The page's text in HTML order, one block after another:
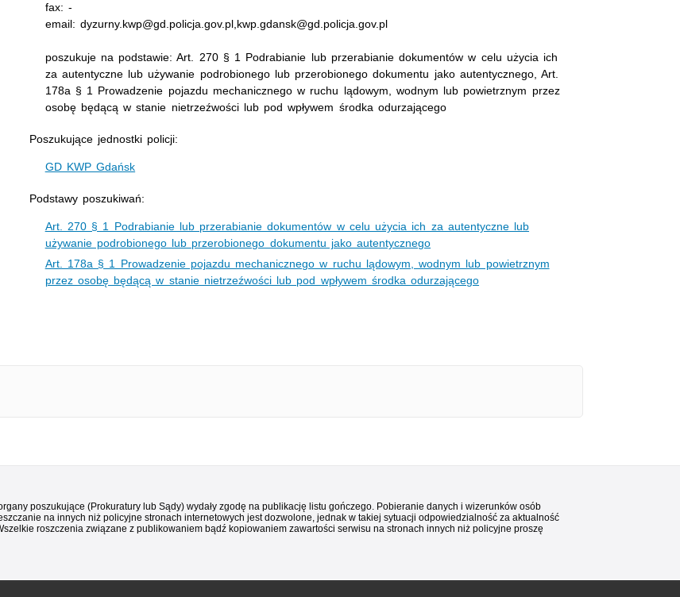
fax: -
email: dyzurny.kwp@gd.policja.gov.pl,kwp.gdansk@gd.policja.gov.pl
poszukuje na podstawie: Art. 270 § 1 Podrabianie lub przerabianie dokumentów w celu użycia ich
za autentyczne lub używanie podrobionego lub przerobionego dokumentu jako autentycznego, Art.
178a § 1 Prowadzenie pojazdu mechanicznego w ruchu lądowym, wodnym lub powietrznym przez
osobę będącą w stanie nietrzeźwości lub pod wpływem środka odurzającego
Poszukujące jednostki policji:
GD KWP Gdańsk
Podstawy poszukiwań:
Art. 270 § 1 Podrabianie lub przerabianie dokumentów w celu użycia ich za autentyczne lub
używanie podrobionego lub przerobionego dokumentu jako autentycznego
Art. 178a § 1 Prowadzenie pojazdu mechanicznego w ruchu lądowym, wodnym lub powietrznym
przez osobę będącą w stanie nietrzeźwości lub pod wpływem środka odurzającego
poszukujące (Prokuratury lub Sądy) wydały zgodę na publikację listu gończego. Pobieranie danych i wizerunków osób
na innych niż policyjne stronach internetowych jest dozwolone, jednak w takiej sytuacji odpowiedzialność za aktualność
roszczenia związane z publikowaniem bądź kopiowaniem zawartości serwisu na stronach innych niż policyjne proszę